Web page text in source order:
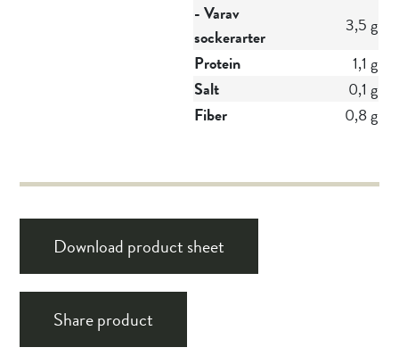
- Varav
sockerarter
3,5 g
Protein
1,1 g
Salt
0,1 g
Fiber
0,8 g
Download product sheet
Share product